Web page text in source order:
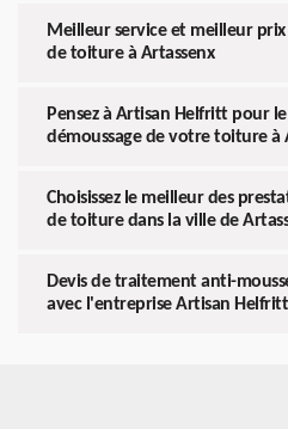
Meilleur service et meilleur
de toiture à Artassenx
Pensez à Artisan Helfritt pour
démoussage de votre toiture à
Choisissez le meilleur des
de toiture dans la ville de
Devis de traitement anti-
avec l'entreprise Artisan Helfritt